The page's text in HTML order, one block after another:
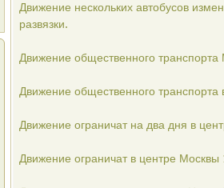
Движение нескольких автобусов
развязки.
Движение общественного
Движение общественного транспорта
Движение ограничат на два дня в
Движение ограничат в центре